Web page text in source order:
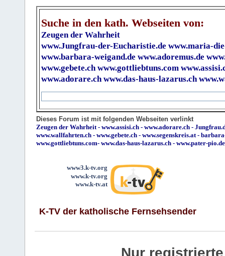
Suche in den kath. Webseiten von:
Zeugen der Wahrheit
www.Jungfrau-der-Eucharistie.de www.maria-
www.barbara-weigand.de www.adoremus.de
www.gebete.ch www.gottliebtuns.com
www.adorare.ch www.das-haus-lazarus.ch
Dieses Forum ist mit folgenden Webseiten verlinkt
Zeugen der Wahrheit- www.assisi.ch - www.adorare.ch -
www.wallfahrten.ch - www.gebete.ch - www.segenskreis.at-
www.gottliebtuns.com- www.das-haus-lazarus.ch - www.pater-pio.de
www3.k-tv.org
www.k-tv.org
www.k-tv.at
K-TV der katholische Fernsehsender
Nur